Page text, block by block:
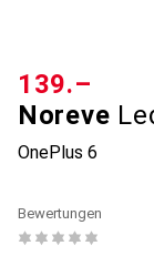
Noreve
OnePlus 6
CHF
139.–
Bewertungen